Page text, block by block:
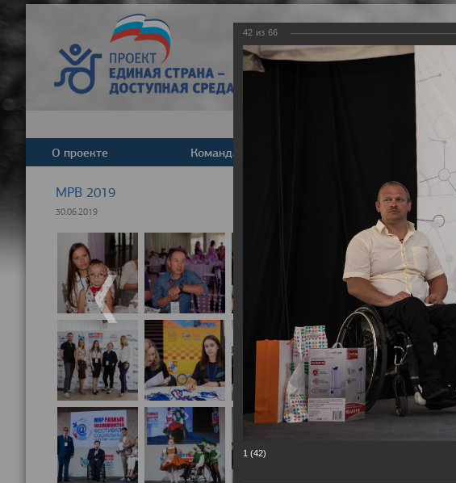
О проекте Команда
МРВ 2019
30.06.2019
42 из 66
1 (42)